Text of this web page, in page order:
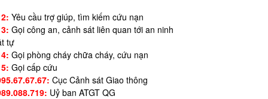
Yêu cầu trợ giúp, tìm kiếm cứu nạn
Gọi công an, cảnh sát liên quan tới an ninh
tự
Gọi phòng cháy chữa cháy, cứu nạn
Gọi cấp cứu
Cục Cảnh sát Giao thông
Uỷ ban ATGT QG